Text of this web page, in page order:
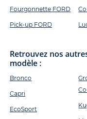
Fourgonnette FORD
Pick-up FORD
Retrouvez nos
modèle :
Bronco
Capri
EcoSport